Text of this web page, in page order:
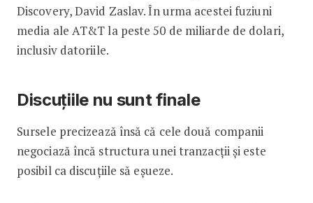
Discovery, David Zaslav. În urma acestei fuziuni
media ale AT&T la peste 50 de miliarde de dolari,
inclusiv datoriile.
Discuțiile nu sunt finale
Sursele precizează însă că cele două companii
negociază încă structura unei tranzacţii şi este
posibil ca discuţiile să eşueze.